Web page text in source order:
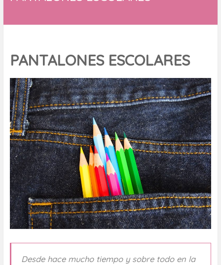
PANTALONES ESCOLARES
Desde hace mucho tiempo y sobre todo en la